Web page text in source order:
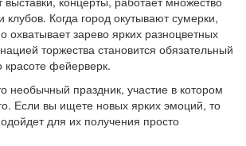
клубов. Когда город окутывают сумерки,
охватывает зарево ярких разноцветных
торжества становится обязательный
красоте фейерверк.
необычный праздник, участие в котором
Если вы ищете новых ярких эмоций, то
для их получения просто